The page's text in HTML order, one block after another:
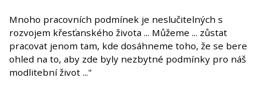
Mnoho pracovních podmínek je neslučitelných s
rozvojem křesťanského života ... Můžeme ... zůstat
pracovat jenom tam, kde dosáhneme toho, že se bere
ohled na to, aby zde byly nezbytné podmínky pro náš
modlitební život ..."